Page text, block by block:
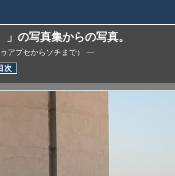
の写真集からの写真。
アプセからソチまで） —
次